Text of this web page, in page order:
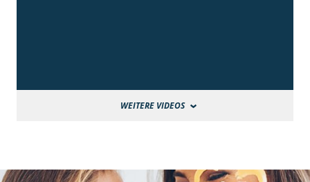
WEITERE VIDEOS